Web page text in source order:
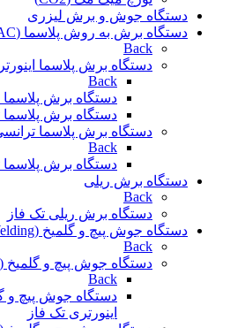
دستگاه جوش و برش لیزری
دستگاه برش به روش پلاسما (PAC)
Back
دستگاه برش پلاسما
Back
دستگاه برش پلاسما
دستگاه برش پلاسما
دستگاه برش پلاسما
Back
دستگاه برش
دستگاه برش ریلی
Back
دستگاه برش ریلی تک فاز
دستگاه جوش پیچ و گلمیخ (Stud Welding)
Back
دستگاه جوش پیچ و گلمیخ (Stud Welding) اینورتری
Back
اینورتری تک فاز